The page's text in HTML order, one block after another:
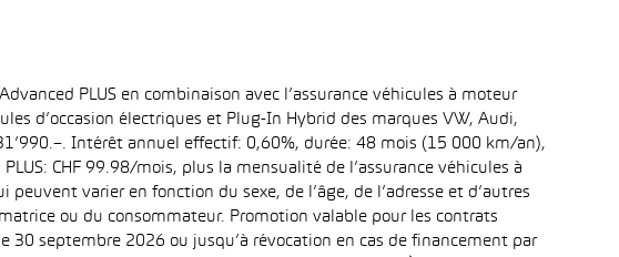
PLUS en combinaison avec l’assurance véhicules à moteur
d’occasion électriques et Plug-In Hybrid des marques VW, Audi,
Intérêt annuel effectif: 0,60%, durée: 48 mois (15 000 km/an),
CHF 99.98/mois, plus la mensualité de l’assurance véhicules à
peuvent varier en fonction du sexe, de l’âge, de l’adresse et d’autres
ou du consommateur. Promotion valable pour les contrats
septembre 2026 ou jusqu’à révocation en cas de financement par